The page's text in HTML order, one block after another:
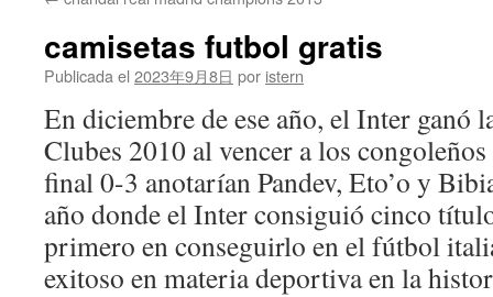
camisetas futbol gratis
Publicada el 2023年9月8日 por istern
En diciembre de ese año, el Inter ganó
Clubes 2010 al vencer a los
final 0-3 anotarían Pandev, Eto’o y
año donde el Inter consiguió cinco
primero en conseguirlo en el fútbol
exitoso en materia deportiva en la